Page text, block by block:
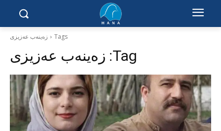
Tags زەینەب عەزیزی
Tag: زەینەب عەزیزی